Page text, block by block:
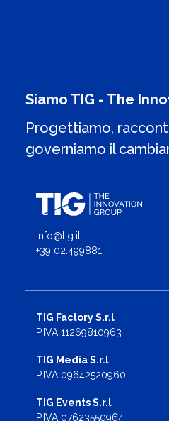
Siamo TIG - The
Progettiamo,
governiamo il
info@tig.it
+39 02.499881
TIG Factory S.r.l
P.IVA 11269810963
TIG Media S.r.l
P.IVA 09642520960
TIG Events S.r.l
P.IVA 07623550964